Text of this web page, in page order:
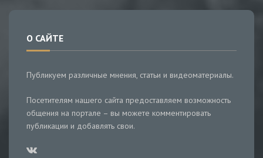
О САЙТЕ
Публикуем различные мнения, статьи и видеоматериалы.
Посетителям нашего сайта предоставляем возможность
общения на портале – вы можете комментировать
публикации и добавлять свои.